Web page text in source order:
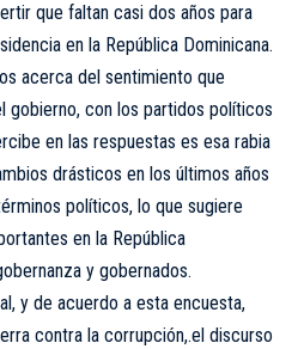
que faltan casi dos años para
en la República Dominicana.
acerca del sentimiento que
gobierno, con los partidos políticos
en las respuestas es esa rabia
drásticos en los últimos años
políticos, lo que sugiere
en la República
y gobernados.
y de acuerdo a esta encuesta,
contra la corrupción,.el discurso